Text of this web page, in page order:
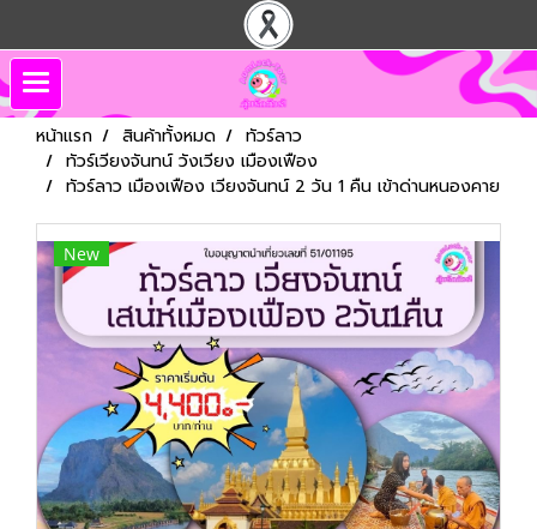
หน้าแรก สินค้าทั้งหมด
ทัวร์ลาว
ทัวร์เวียงจันทน์ วังเวียง เมืองเฟือง
ทัวร์ลาว เมืองเฟือง เวียงจันทน์ 2 วัน 1 คืน เข้าด่านหนองคาย
New